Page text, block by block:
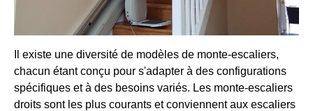
Il existe une diversité de modèles de monte-escaliers,
chacun étant conçu pour s'adapter à des configurations
spécifiques et à des besoins variés. Les monte-escaliers
droits sont les plus courants et conviennent aux escaliers